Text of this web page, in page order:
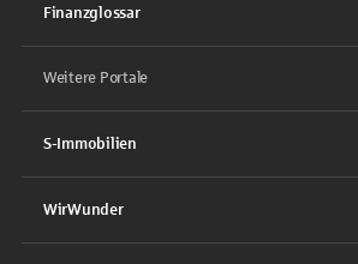
Finanzglossar
Weitere Portale
S-Immobilien
WirWunder